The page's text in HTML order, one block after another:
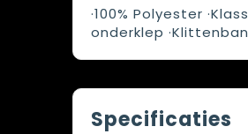
·100% Polyester
onderklep
Specificaties